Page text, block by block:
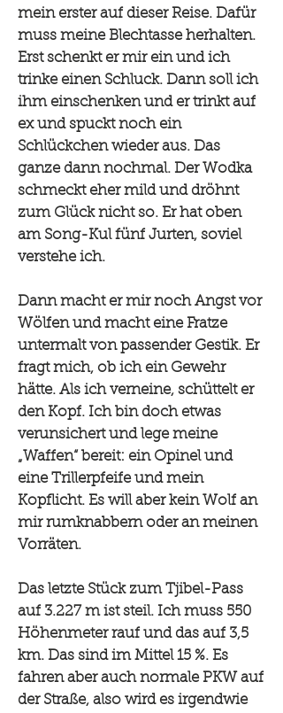
mein erster auf dieser Reise. Dafür
muss meine Blechtasse herhalten.
Erst schenkt er mir ein und ich
trinke einen Schluck. Dann soll ich
ihm einschenken und er trinkt auf
ex und spuckt noch ein
Schlückchen wieder aus. Das
ganze dann nochmal. Der Wodka
schmeckt eher mild und dröhnt
zum Glück nicht so. Er hat oben
am Song-Kul fünf Jurten, soviel
verstehe ich.
Dann macht er mir noch Angst vor
Wölfen und macht eine Fratze
untermalt von passender Gestik. Er
fragt mich, ob ich ein Gewehr
hätte. Als ich verneine, schüttelt er
den Kopf. Ich bin doch etwas
verunsichert und lege meine
„Waffen“ bereit: ein Opinel und
eine Trillerpfeife und mein
Kopflicht. Es will aber kein Wolf an
mir rumknabbern oder an meinen
Vorräten.
Das letzte Stück zum Tjibel-Pass
auf 3.227 m ist steil. Ich muss 550
Höhenmeter rauf und das auf 3,5
km. Das sind im Mittel 15 %. Es
fahren aber auch normale PKW auf
der Straße, also wird es irgendwie